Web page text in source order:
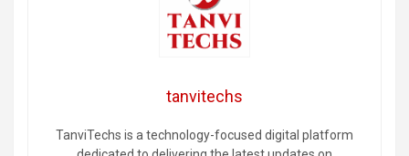
tanvitechs
TanviTechs is a technology-focused digital platform